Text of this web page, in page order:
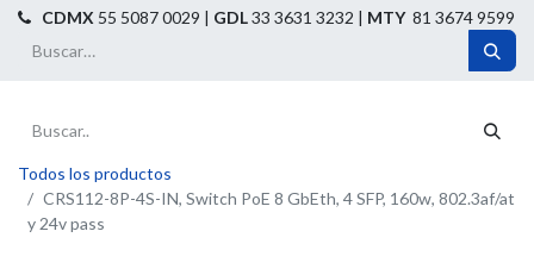
CDMX 55 5087 0029 | GDL33 3631 3232 | MTY81 3674 9599
Todos los productos
CRS112-8P-4S-IN, Switch PoE 8 GbEth, 4 SFP, 160w, 802.3af/at
y 24v pass